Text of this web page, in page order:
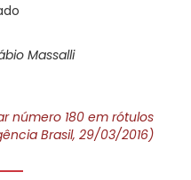
Massalli
número 180 em rótulos
Brasil, 29/03/2016)